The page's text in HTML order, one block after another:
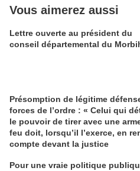
Vous aimerez aussi
Lettre ouverte au président du
conseil départemental du
Présomption de légitime
forces de l’ordre : « Celui qui
le pouvoir de tirer avec une
feu doit, lorsqu’il l’exerce, en
compte devant la justice
Pour une vraie politique